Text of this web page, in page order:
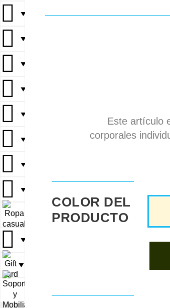
▼
▼
▼
▼
▼
▼
▼
▼
▼
▼
Este artículo
corporales
COLOR DEL
PRODUCTO